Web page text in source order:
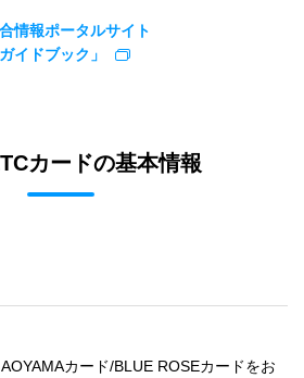
情報ポータルサイト
イドブック」
カードの基本情報
カード/BLUE ROSEカードをお